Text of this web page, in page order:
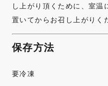
し上がり頂くために、室温
置いてからお召し上がりく
保存方法
要冷凍